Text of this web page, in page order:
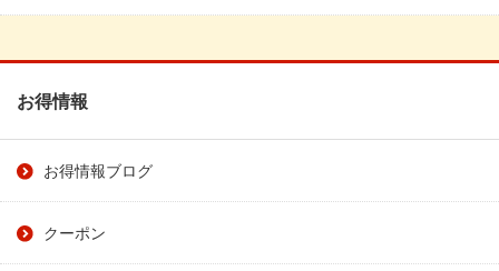
お得情報
お得情報ブログ
クーポン